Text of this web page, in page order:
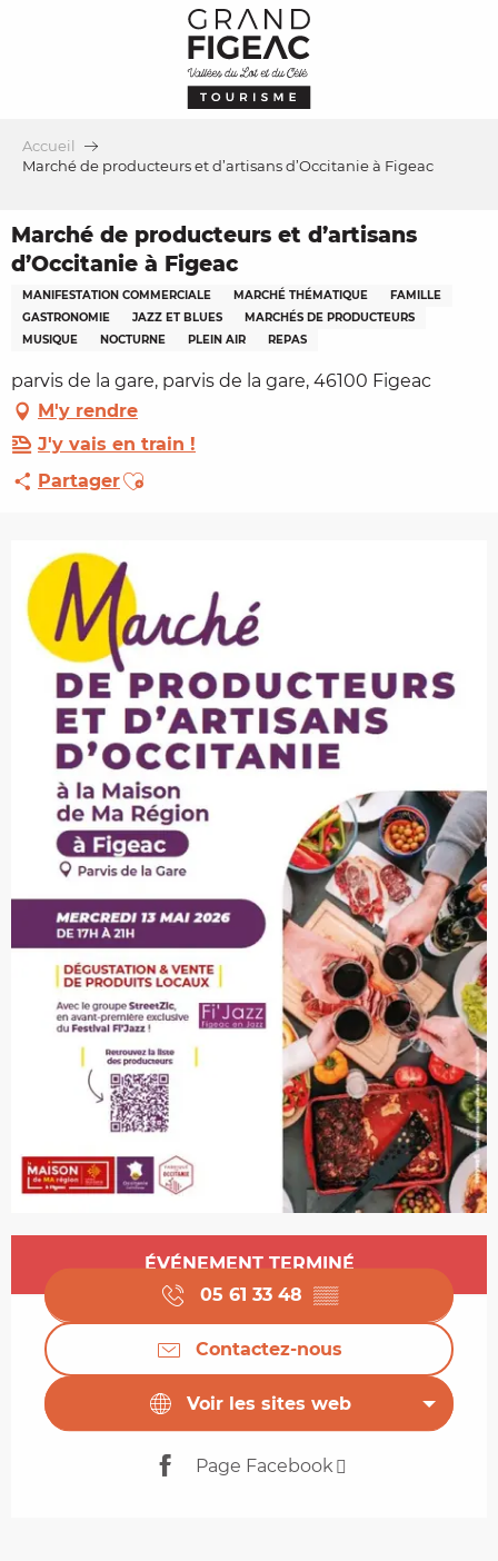
Accueil
Marché de producteurs et d’artisans d’Occitanie à Figeac
Marché de producteurs et d’artisans
d’Occitanie à Figeac
MANIFESTATION COMMERCIALE MARCHÉ THÉMATIQUE
FAMILLE
GASTRONOMIE
JAZZ ET BLUES
MARCHÉS DE PRODUCTEURS
MUSIQUE
NOCTURNE PLEIN AIR REPAS
parvis de la gare, parvis de la gare, 46100 Figeac
M'y rendre
J'y vais en train !
PartagerAjouter aux favoris
Ouverture et coordonnées
ÉVÉNEMENT TERMINÉ
05 61 33 48 ▒▒
Contactez-nous
Voir les sites web
Page Facebook